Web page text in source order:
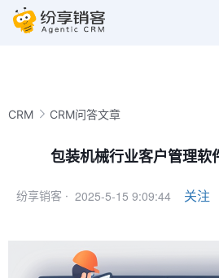
CRM CRM问答文章
包装机械行业客户管理软
纷享销客 · 2025-5-15 9:09:44 关注